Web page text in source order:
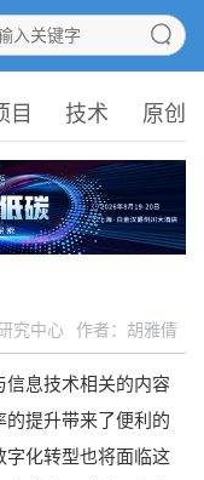
目 技术 原创
究中心 作者：胡雅倩
息技术相关的内容
提升带来了便利的
字化转型也将面临这